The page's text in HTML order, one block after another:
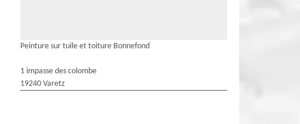
Peinture sur tuile et toiture Bonnefond
1 impasse des colombe
19240 Varetz